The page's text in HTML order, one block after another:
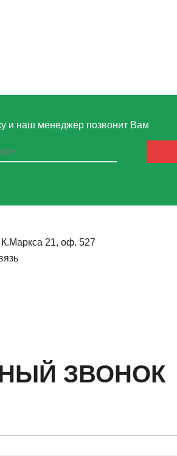
и наш менеджер позвонит Вам
К.Маркса 21, оф. 527
ЗВОНОК